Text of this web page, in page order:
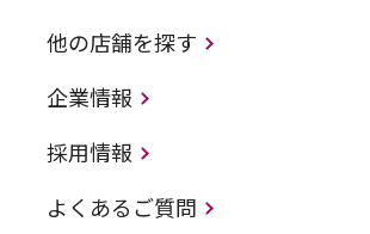
他の店舗を探す
企業情報
採用情報
よくあるご質問